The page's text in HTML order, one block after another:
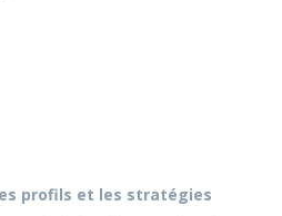
profils et les stratégies